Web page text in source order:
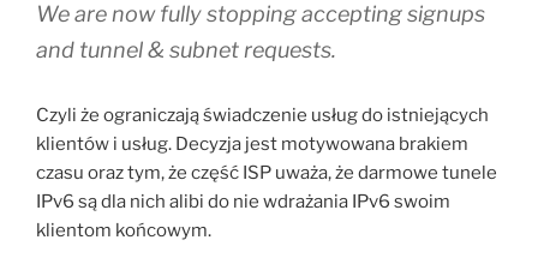
We are now fully stopping accepting signups
and tunnel & subnet requests.
Czyli że ograniczają świadczenie usług do istniejących
klientów i usług. Decyzja jest motywowana brakiem
czasu oraz tym, że część ISP uważa, że darmowe tunele
IPv6 są dla nich alibi do nie wdrażania IPv6 swoim
klientom końcowym.